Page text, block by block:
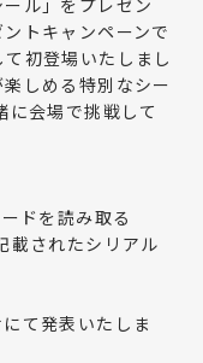
トキャンペーンで
初登場いたしまし
しめる特別なシー
に会場で挑戦して
ドを読み取る
載されたシリアル
て発表いたしま